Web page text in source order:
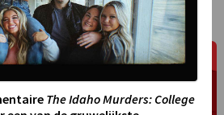
DELEN
The Idaho Murders: College